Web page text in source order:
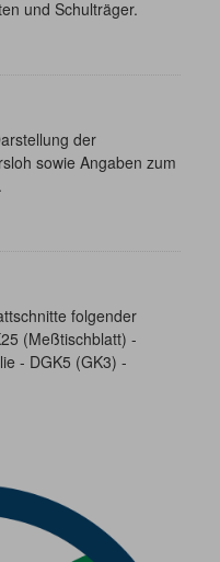
und Schulträger.
der
sowie Angaben zum
folgender
(Meßtischblatt) -
- DGK5 (GK3) -